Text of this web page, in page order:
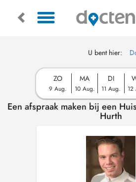
U bent hier:
ZO
9 Aug.
MA
10 Aug.
DI
11 Aug. 12
Een afspraak maken bij een
Hurth